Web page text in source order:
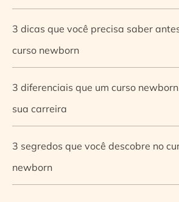
3 dicas que você precisa saber
curso newborn
3 diferenciais que um curso
sua carreira
3 segredos que você descobre no
newborn